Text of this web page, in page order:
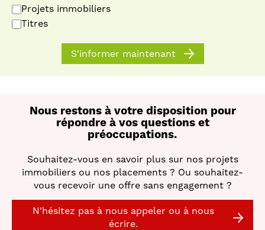
Projets immobiliers
Titres
S'informer maintenant
Nous restons à votre disposition pour
répondre à vos questions et
préoccupations.
Souhaitez-vous en savoir plus sur nos projets
immobiliers ou nos placements ? Ou souhaitez-
vous recevoir une offre sans engagement ?
N'hésitez pas à nous appeler ou à nous
écrire.